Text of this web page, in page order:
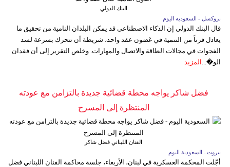
البنك الدولي
بروكسل - السعوديه اليوم
قال البنك الدولي إن الذكاء الاصطناعي قد يمكن البلدان النامية من تحقيق ما
يعادل قرناً من التنمية في غضون عقد واحد، شريطة أن تتحرك بسرعة لسد
الفجوات في مجالات الطاقة والاتصال والمهارات. وخلص التقرير إلى أن فقدان
الو�... المزيد
فضل شاكر يواجه محطة قضائية جديدة بالتزامن مع عودته
المنتظرة إلى المسرح
الفنان اللبناني فضل شاكر
بيروت ـ السعودية اليوم
أجّلت المحكمة العسكرية في لبنان، الأربعاء، جلسة محاكمة الفنان اللبناني فضل